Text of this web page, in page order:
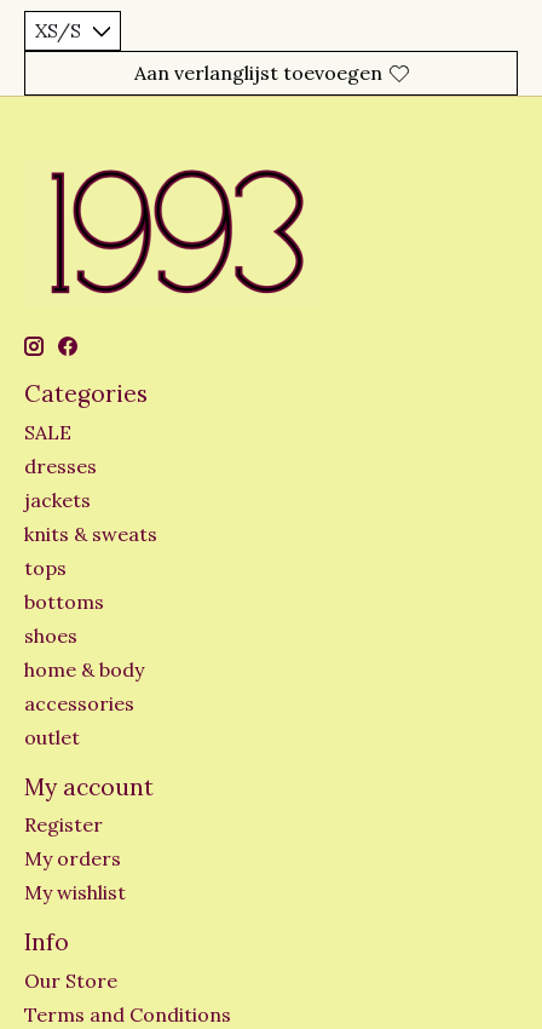
Aan verlanglijst toevoegen
Categories
SALE
dresses
jackets
knits & sweats
tops
bottoms
shoes
home & body
accessories
outlet
My account
Register
My orders
My wishlist
Info
Our Store
Terms and Conditions